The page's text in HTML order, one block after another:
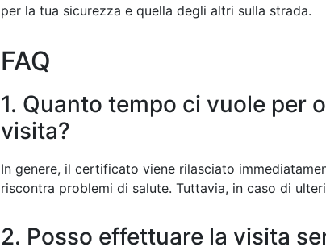
per la tua sicurezza e quella degli altri sulla strada.
FAQ
1. Quanto tempo ci vuole per
visita?
In genere, il certificato viene rilasciato
riscontra problemi di salute. Tuttavia, in caso di
2. Posso effettuare la visita